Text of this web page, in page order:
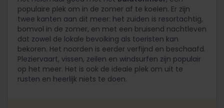
populaire plek om in de zomer af te koelen. Er zijn
twee kanten aan dit meer: het zuiden is resortachtig,
bomvol in de zomer, en met een bruisend nachtleven
dat zowel de lokale bevolking als toeristen kan
bekoren. Het noorden is eerder verfijnd en beschaafd.
Pleziervaart, vissen, zeilen en windsurfen zijn populair
op het meer. Het is ook de ideale plek om uit te
rusten en heerlijk niets te doen.